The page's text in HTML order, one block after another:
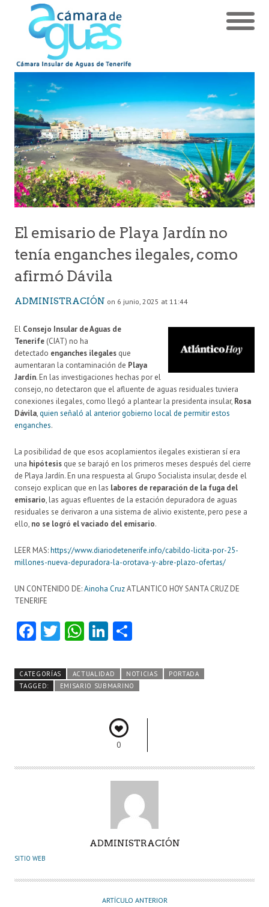
El emisario de Playa Jardín no
tenía enganches ilegales, como
afirmó Dávila
ADMINISTRACIÓN on 6 junio, 2025 at 11:44
El Consejo Insular de Aguas de
Tenerife (CIAT) no ha
detectado enganches ilegales que
aumentaran la contaminación de Playa
Jardín. En las investigaciones hechas por el
consejo, no detectaron que el afluente de aguas residuales tuviera
conexiones ilegales, como llegó a plantear la presidenta insular, Rosa
Dávila,quien señaló al anterior gobierno local de permitir estos
enganches.
La posibilidad de que esos acoplamientos ilegales existieran sí era
una hipótesis que se barajó en los primeros meses después del cierre
de Playa Jardín. En una respuesta al Grupo Socialista insular, desde el
consejo explican que en las labores de reparación de la fuga del
emisario, las aguas efluentes de la estación depuradora de aguas
residuales se derivaron a una sistema de alivio existente, pero pese a
ello, no se logró el vaciado del emisario.
LEER MAS:https://www.diariodetenerife.info/cabildo-licita-por-25-
millones-nueva-depuradora-la-orotava-y-abre-plazo-ofertas/
UN CONTENIDO DE:Ainoha CruzATLANTICO HOY SANTA CRUZ DE
TENERIFE
Fa
b
o
T
itt
er
W
ts
A
Li
e
dI
m
pa
CATEGORÍAS ACTUALIDAD NOTICIAS
PORTADA
TAGGED:
EMISARIO SUBMARINO
0
U
O
ADMINISTRACIÓN
SITIO WEB
ARTÍCULO ANTERIOR